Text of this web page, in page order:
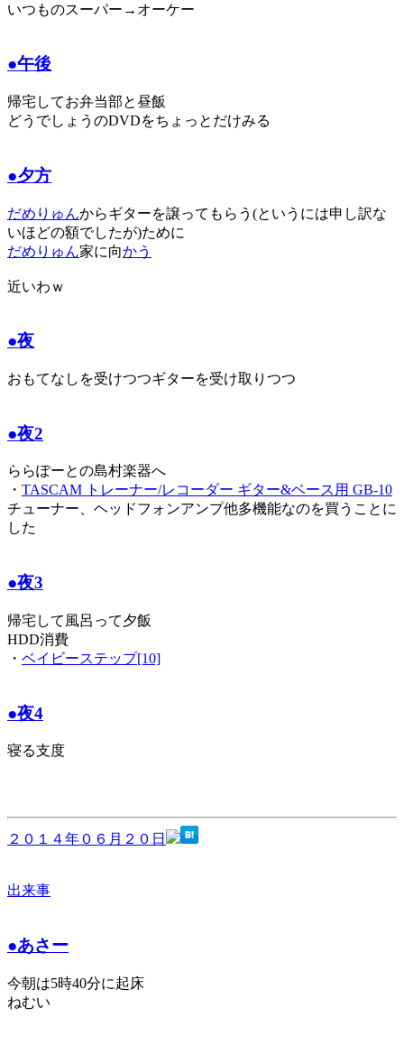
いつものスーパー→オーケー
●午後
帰宅してお弁当部と昼飯
どうでしょうのDVDをちょっとだけみる
●夕方
だめりゅんからギターを譲ってもらう(というには申し訳な
いほどの額でしたが)ために
だめりゅん家に向かう
近いわｗ
●夜
おもてなしを受けつつギターを受け取りつつ
●夜2
ららぽーとの島村楽器へ
・ TASCAM トレーナー/レコーダー ギター&ベース用 GB-10
チューナー、ヘッドフォンアンプ他多機能なのを買うことに
した
●夜3
帰宅して風呂って夕飯
HDD消費
・ ベイビーステップ[10]
●夜4
寝る支度
２０１４年０６月２０日
出来事
●あさー
今朝は5時40分に起床
ねむい